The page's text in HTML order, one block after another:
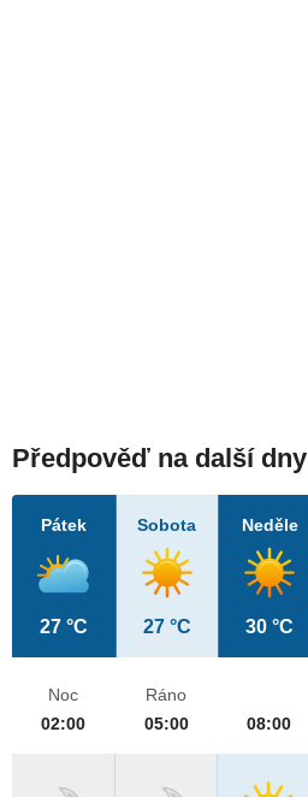
Předpověď na další dny
Pátek
27 °C
Sobota
27 °C
Neděle
30 °C
Noc
02:00
Ráno
05:00
08:00